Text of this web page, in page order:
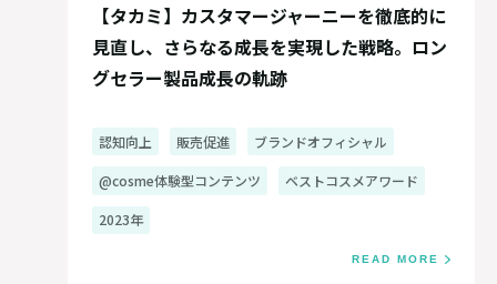
【タカミ】カスタマージャーニーを徹底的に
見直し、さらなる成長を実現した戦略。ロン
グセラー製品成長の軌跡
認知向上 販売促進 ブランドオフィシャル
@cosme体験型コンテンツ ベストコスメアワード
2023年
READ MORE